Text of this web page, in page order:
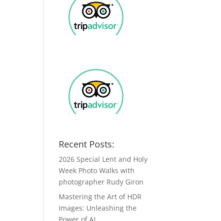
Recent Posts:
2026 Special Lent and Holy
Week Photo Walks with
photographer Rudy Giron
Mastering the Art of HDR
Images: Unleashing the